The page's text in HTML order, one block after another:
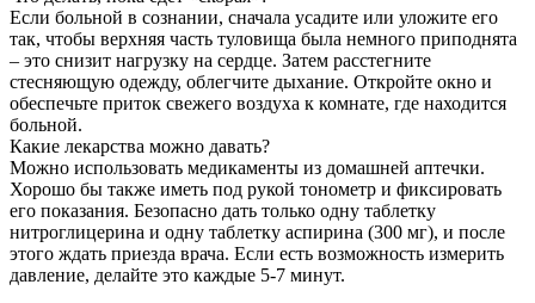
Если больной в сознании, сначала усадите или уложите его
так, чтобы верхняя часть туловища была немного приподнята
– это снизит нагрузку на сердце. Затем расстегните
стесняющую одежду, облегчите дыхание. Откройте окно и
обеспечьте приток свежего воздуха к комнате, где находится
больной.
Какие лекарства можно давать?
Можно использовать медикаменты из домашней аптечки.
Хорошо бы также иметь под рукой тонометр и фиксировать
его показания. Безопасно дать только одну таблетку
нитроглицерина и одну таблетку аспирина (300 мг), и после
этого ждать приезда врача. Если есть возможность измерить
давление, делайте это каждые 5-7 минут.